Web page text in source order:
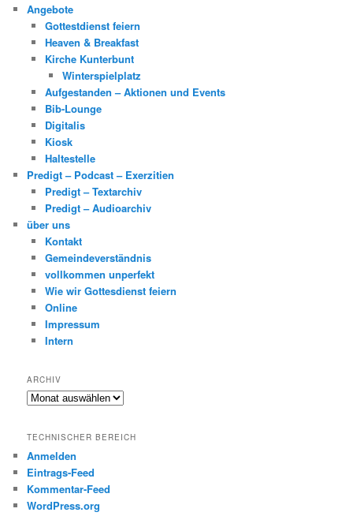
Angebote
Gottestdienst feiern
Heaven & Breakfast
Kirche Kunterbunt
Winterspielplatz
Aufgestanden – Aktionen und Events
Bib-Lounge
Digitalis
Kiosk
Haltestelle
Predigt – Podcast – Exerzitien
Predigt – Textarchiv
Predigt – Audioarchiv
über uns
Kontakt
Gemeindeverständnis
vollkommen unperfekt
Wie wir Gottesdienst feiern
Online
Impressum
Intern
ARCHIV
Archiv
TECHNISCHER BEREICH
Anmelden
Eintrags-Feed
Kommentar-Feed
WordPress.org